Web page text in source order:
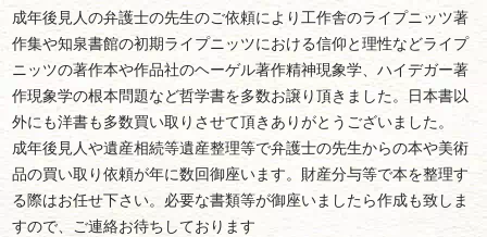
成年後見人の弁護士の先生のご依頼により工作舎のライプニッツ著
作集や知泉書館の初期ライプニッツにおける信仰と理性などライプ
ニッツの著作本や作品社のヘーゲル著作精神現象学、ハイデガー著
作現象学の根本問題など哲学書を多数お譲り頂きました。日本書以
外にも洋書も多数買い取りさせて頂きありがとうございました。
成年後見人や遺産相続等遺産整理等で弁護士の先生からの本や美術
品の買い取り依頼が年に数回御座います。財産分与等で本を整理す
る際はお任せ下さい。必要な書類等が御座いましたら作成も致しま
すので、ご連絡お待ちしております